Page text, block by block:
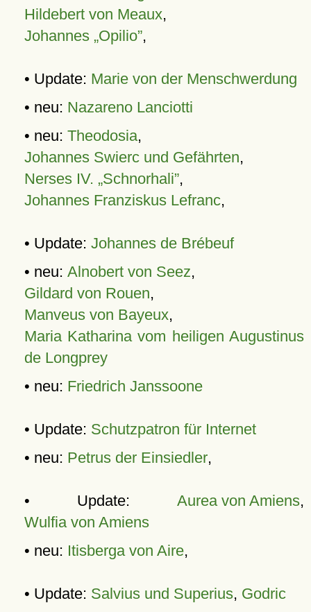
Hildebert von Meaux,
Johannes „Opilio”,
• Update: Marie von der Menschwerdung
• neu: Nazareno Lanciotti
• neu: Theodosia,
Johannes Swierc und Gefährten,
Nerses IV. „Schnorhali”,
Johannes Franziskus Lefranc,
• Update: Johannes de Brébeuf
• neu: Alnobert von Seez,
Gildard von Rouen,
Manveus von Bayeux,
Maria Katharina vom heiligen Augustinus
de Longprey
• neu: Friedrich Janssoone
• Update: Schutzpatron für Internet
• neu: Petrus der Einsiedler,
• Update: Aurea von Amiens,
Wulfia von Amiens
• neu: Itisberga von Aire,
• Update: Salvius und Superius, Godric